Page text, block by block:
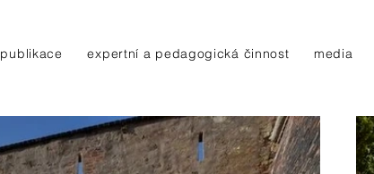
publikace expertní a pedagogická činnost media